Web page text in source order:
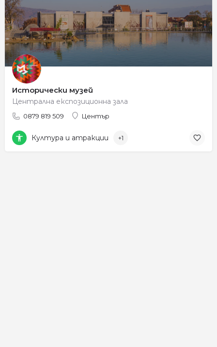
Исторически музей
Централна експозиционна зала
0879 819 509 Център
Култура и атракции +1